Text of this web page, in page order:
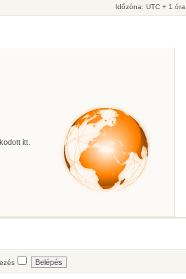
Időzóna: UTC + 1 óra
itt.